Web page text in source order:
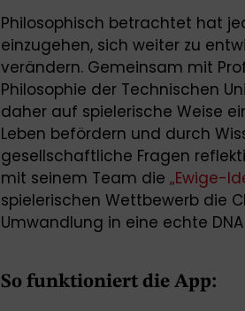
Philosophisch betrachtet hat
einzugehen, sich weiter zu
verändern. Gemeinsam mit
Philosophie der Technischen
daher auf spielerische Weise
Leben befördern und durch
gesellschaftliche Fragen
mit seinem Team die „Ewige-
spielerischen Wettbewerb die
Umwandlung in eine echte
So funktioniert die App: